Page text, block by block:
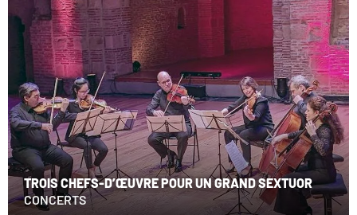
TROIS CHEFS-D’ŒUVRE POUR UN GRAND SEXTUOR
CONCERTS